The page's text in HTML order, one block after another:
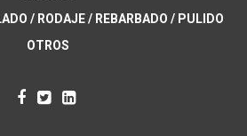
/ RODAJE / REBARBADO / PULIDO
OTROS